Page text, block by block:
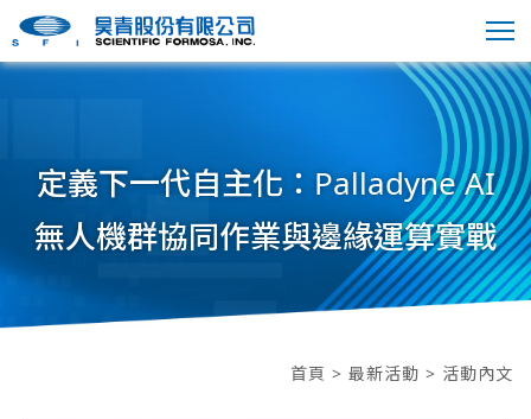
定義下一代自主化：Palladyne AI
無人機群協同作業與邊緣運算實戰
首頁 > 最新活動 > 活動內文